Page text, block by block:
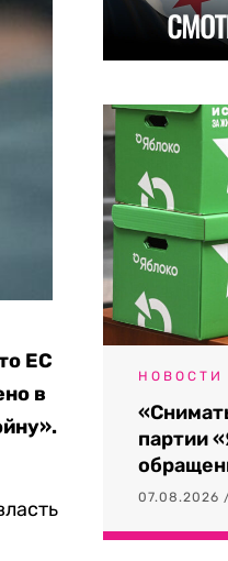
ЕС
в
НОВОСТИ
партии
07.08.2026